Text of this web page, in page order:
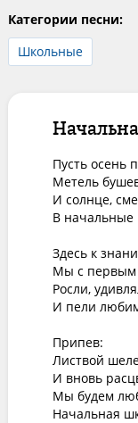
Категории песни:
Школьные
Пусть осень
Метель
И солнце,
В начальные
Здесь к
Мы с первым
Росли,
И пели
Припев:
Листвой
И вновь
Мы будем
Начальная